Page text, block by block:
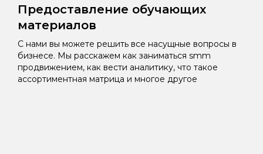
Предоставление обучающих
материалов
С нами вы можете решить все насущные вопросы в
бизнесе. Мы расскажем как заниматься smm
продвижением, как вести аналитику, что такое
ассортиментная матрица и многое другое